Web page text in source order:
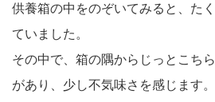
供養箱の中をのぞいてみると、た
ていました。
その中で、箱の隅からじっとこち
があり、少し不気味さを感じます。